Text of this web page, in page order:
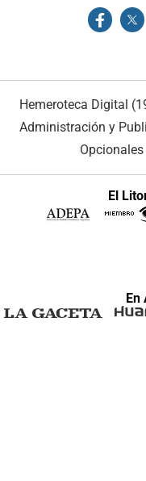
Hemeroteca Digital
Administración y
El
En